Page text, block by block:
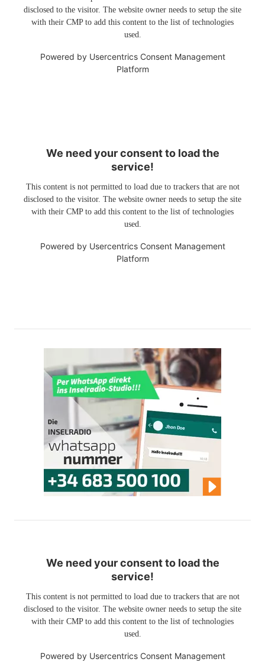
disclosed to the visitor. The website owner needs to setup the site
with their CMP to add this content to the list of technologies
used.
Powered by Usercentrics Consent Management
Platform
We need your consent to load the
service!
This content is not permitted to load due to trackers that are not
disclosed to the visitor. The website owner needs to setup the site
with their CMP to add this content to the list of technologies
used.
Powered by Usercentrics Consent Management
Platform
We need your consent to load the
service!
This content is not permitted to load due to trackers that are not
disclosed to the visitor. The website owner needs to setup the site
with their CMP to add this content to the list of technologies
used.
Powered by Usercentrics Consent Management